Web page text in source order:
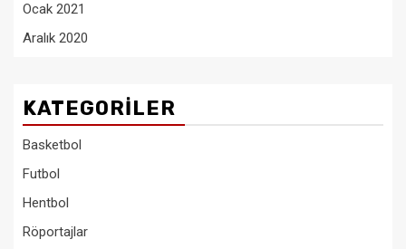
Ocak 2021
Aralık 2020
KATEGORILER
Basketbol
Futbol
Hentbol
Röportajlar